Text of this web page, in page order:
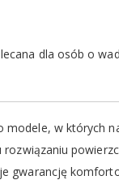
dla osób o
w których
gwarancję